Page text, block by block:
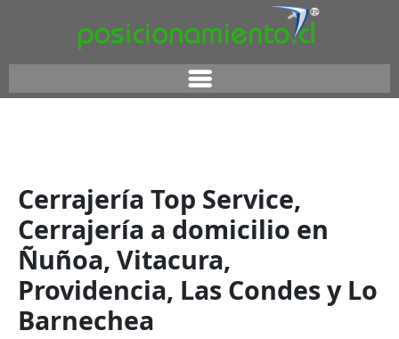
Cerrajería Top Service,
Cerrajería a domicilio en
Ñuñoa, Vitacura,
Providencia, Las Condes y Lo
Barnechea